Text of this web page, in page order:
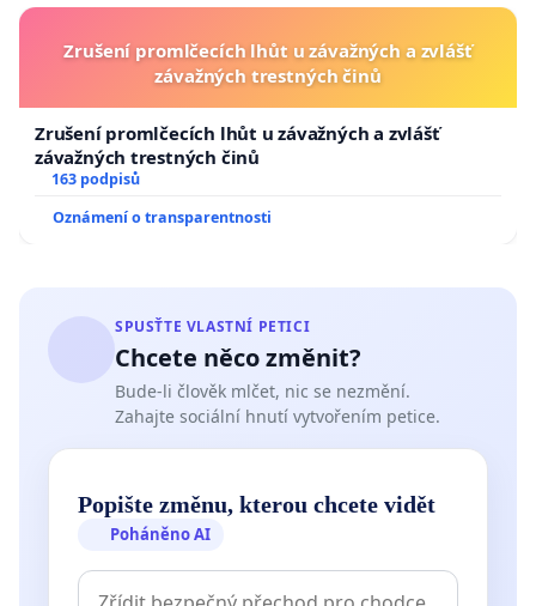
Zrušení promlčecích lhůt u závažných a zvlášť
závažných trestných činů
Zrušení promlčecích lhůt u závažných a zvlášť
závažných trestných činů
163 podpisů
Oznámení o transparentnosti
SPUSŤTE VLASTNÍ PETICI
Chcete něco změnit?
Bude-li člověk mlčet, nic se nezmění.
Zahajte sociální hnutí vytvořením petice.
Popište změnu, kterou chcete vidět
Poháněno AI